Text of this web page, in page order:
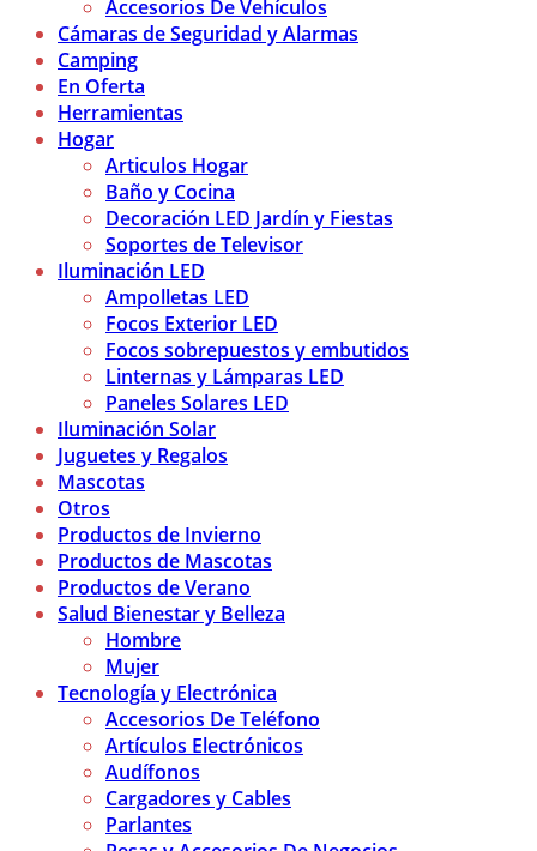
Accesorios De Vehículos
Cámaras de Seguridad y Alarmas
Camping
En Oferta
Herramientas
Hogar
Articulos Hogar
Baño y Cocina
Decoración LED Jardín y Fiestas
Soportes de Televisor
Iluminación LED
Ampolletas LED
Focos Exterior LED
Focos sobrepuestos y embutidos
Linternas y Lámparas LED
Paneles Solares LED
Iluminación Solar
Juguetes y Regalos
Mascotas
Otros
Productos de Invierno
Productos de Mascotas
Productos de Verano
Salud Bienestar y Belleza
Hombre
Mujer
Tecnología y Electrónica
Accesorios De Teléfono
Artículos Electrónicos
Audífonos
Cargadores y Cables
Parlantes